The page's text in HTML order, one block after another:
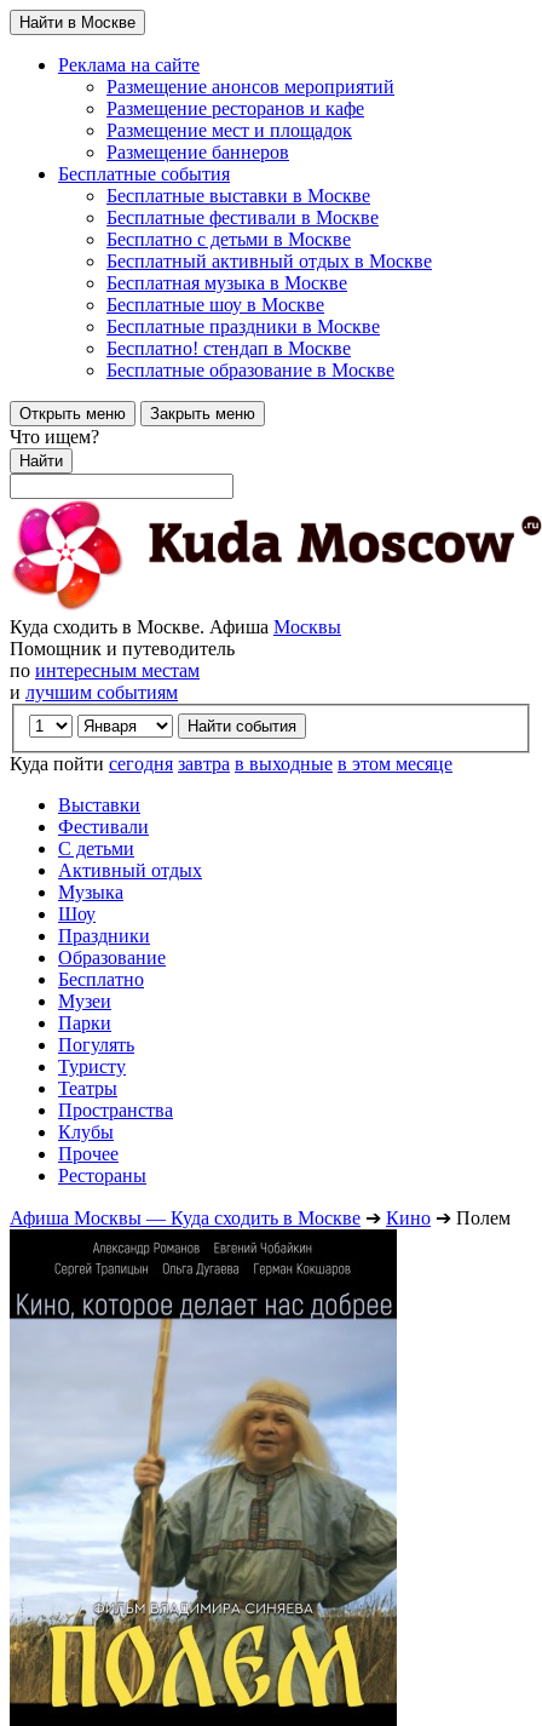
Найти в Москве
Реклама на сайте
Размещение анонсов мероприятий
Размещение ресторанов и кафе
Размещение мест и площадок
Размещение баннеров
Бесплатные события
Бесплатные выставки в Москве
Бесплатные фестивали в Москве
Бесплатно с детьми в Москве
Бесплатный активный отдых в Москве
Бесплатная музыка в Москве
Бесплатные шоу в Москве
Бесплатные праздники в Москве
Бесплатно! стендап в Москве
Бесплатные образование в Москве
Открыть меню Закрыть меню
Что ищем?
Найти
Куда сходить в Москве. Афиша Москвы
Помощник и путеводитель
по интересным местам
и лучшим событиям
Куда пойти сегодня завтра в выходные в этом месяце
Выставки
Фестивали
С детьми
Активный отдых
Музыка
Шоу
Праздники
Образование
Бесплатно
Музеи
Парки
Погулять
Туристу
Театры
Пространства
Клубы
Прочее
Рестораны
Афиша Москвы — Куда сходить в Москве ➔ Кино ➔ Полем